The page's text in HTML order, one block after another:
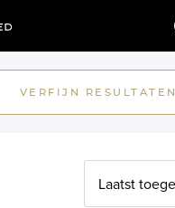
VERFIJN RESULTATEN